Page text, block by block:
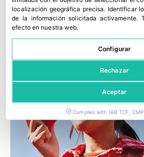
localización geográfica precisa. Identificar
de la información solicitada activamente.
efecto en nuestra web.
Configurar
Rechazar
Aceptar
Complies with IAB TCF,